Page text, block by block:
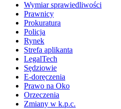
Wymiar sprawiedliwości
Prawnicy
Prokuratura
Policja
Rynek
Strefa aplikanta
LegalTech
Sędziowie
E-doręczenia
Prawo na Oko
Orzeczenia
Zmiany w k.p.c.